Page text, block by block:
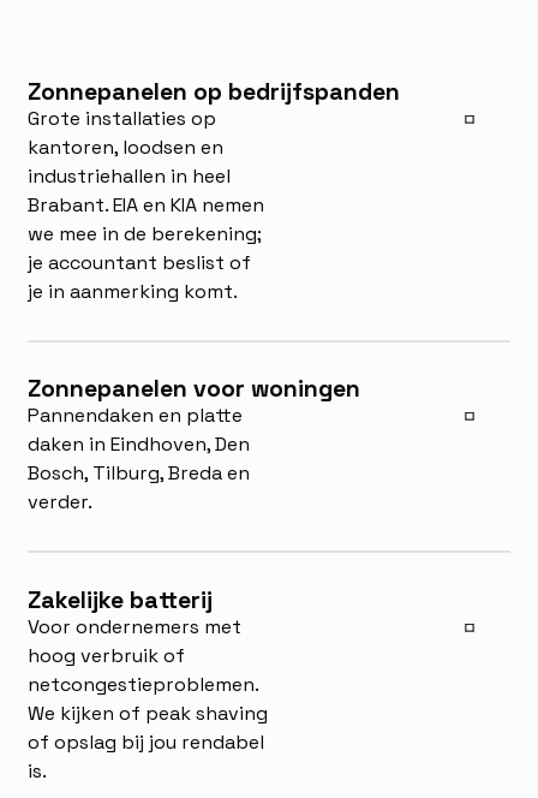
Zonnepanelen op bedrijfspanden
Grote installaties op
kantoren, loodsen en
industriehallen in heel
Brabant. EIA en KIA nemen
we mee in de berekening;
je accountant beslist of
je in aanmerking komt.
Zonnepanelen voor woningen
Pannendaken en platte
daken in Eindhoven, Den
Bosch, Tilburg, Breda en
verder.
Zakelijke batterij
Voor ondernemers met
hoog verbruik of
netcongestieproblemen.
We kijken of peak shaving
of opslag bij jou rendabel
is.